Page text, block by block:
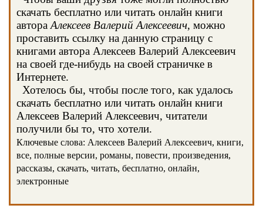
скачать бесплатно или читать онлайн книги
автора Алексеев Валерий Алексеевич, можно
проставить ссылку на данную страницу с
книгами автора Алексеев Валерий Алексеевич
на своей где-нибудь на своей страничке в
Интернете.
Хотелось бы, чтобы после того, как удалось
скачать бесплатно или читать онлайн книги
Алексеев Валерий Алексеевич, читатели
получили бы то, что хотели.
Ключевые слова: Алексеев Валерий Алексеевич, книги,
все, полные версии, романы, повести, произведения,
рассказы, скачать, читать, бесплатно, онлайн,
электронные